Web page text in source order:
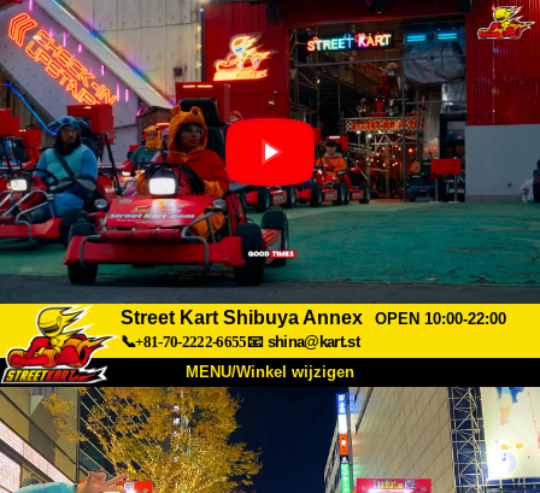
Street Kart Shibuya Annex
OPEN 10:00-22:00
📞+81-70-2222-6655📧 shina@kart.st
MENU/Winkel wijzigen
Over Specificaties Prijzen